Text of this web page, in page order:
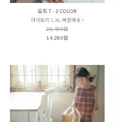
요트 T - 2 COLOR
아이보리 L,XL 빠른배송 !
20,400원
14,280원